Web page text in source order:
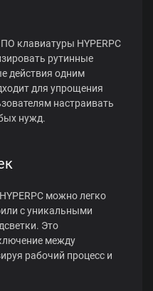
клавиатуры HYPERPC
рутинные
действия одним
для упрощения
настраивать
нужд.
можно легко
с уникальными
Это
между
рабочий процесс и